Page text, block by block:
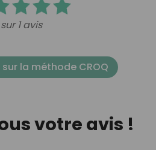
sur 1 avis
la méthode CROQ
votre avis !